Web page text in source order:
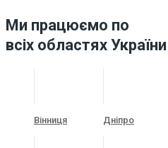
Ми працюємо по
всіх областях України
Вінниця Дніпро